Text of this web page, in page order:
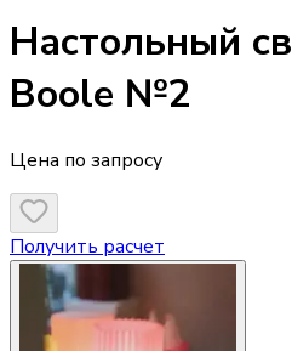
Настольный
Boole №2
Цена по запросу
Получить расчет